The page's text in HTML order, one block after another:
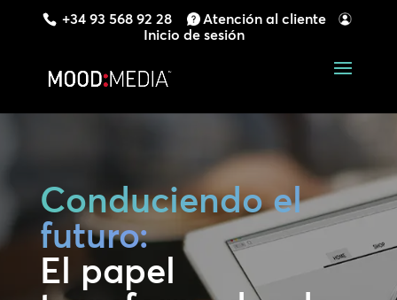
+34 93 568 92 28
Atención al cliente
Inicio de sesión
Conduciendo el
futuro:
El papel